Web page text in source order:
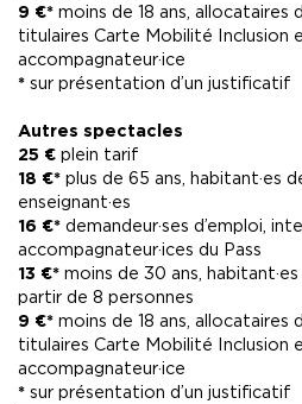
9 €* moins de 18 ans, allocataires
titulaires Carte Mobilité Inclusion
accompagnateur·ice
* sur présentation d’un justificatif
Autres spectacles
25 € plein tarif
18 €* plus de 65 ans, habitant·es
enseignant·es
16 €* demandeur·ses d’emploi,
accompagnateur·ices du Pass
13 €* moins de 30 ans,
partir de 8 personnes
9 €* moins de 18 ans, allocataires
titulaires Carte Mobilité Inclusion
accompagnateur·ice
* sur présentation d’un justificatif